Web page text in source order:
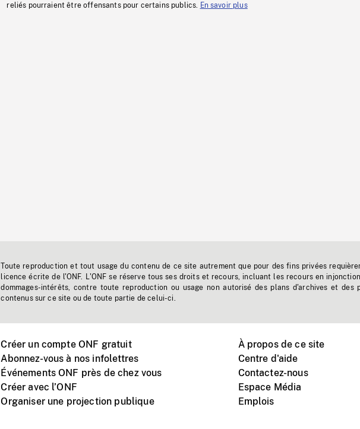
reliés pourraient être offensants pour certains publics.
En savoir plus
Toute reproduction et tout usage du contenu de ce site autrement que pour des fins privées
licence écrite de l'ONF. L'ONF se réserve tous ses droits et recours, incluant les recours en
dommages-intérêts, contre toute reproduction ou usage non autorisé des plans d'archives et des
contenus sur ce site ou de toute partie de celui-ci.
Créer un compte ONF gratuit
Abonnez-vous à nos infolettres
Événements ONF près de chez vous
Créer avec l’ONF
Organiser une projection publique
À propos de ce site
Centre d'aide
Contactez-nous
Espace Média
Emplois